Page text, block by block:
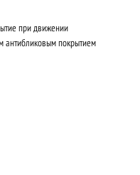
при движении
антибликовым покрытием